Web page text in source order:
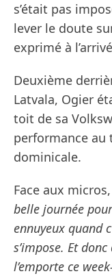
s’était pas
lever le doute
exprimé à
Deuxième
Latvala, Ogier
toit de sa
performance au
dominicale.
Face aux
belle journée
ennuyeux quand
s’impose. Et
l’emporte ce